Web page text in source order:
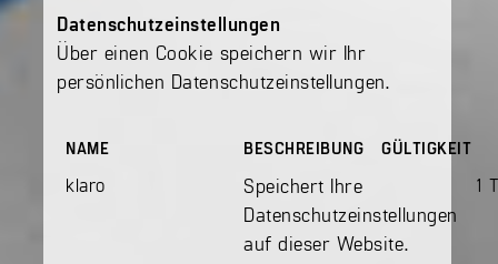
Datenschutzeinstellungen
Über einen Cookie speichern wir Ihr
persönlichen Datenschutzeinstellungen.
NAME BESCHREIBUNG GÜLTIGKEIT
klaro
Speichert Ihre
Datenschutzeinstellungen
auf dieser Website.
1